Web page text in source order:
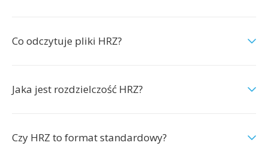
Co odczytuje pliki HRZ?
Jaka jest rozdzielczość HRZ?
Czy HRZ to format standardowy?